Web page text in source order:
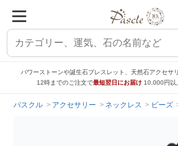
パワーストーンや誕生石ブレスレット、天然石アクセサ
12時までのご注文で最短翌日にお届け 10,000円以
パスクル アクセサリー ネックレス ビーズ